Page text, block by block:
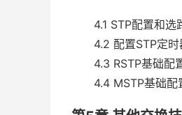
4.1 STP配置和选
4.2 配置STP定时
4.3 RSTP基础配
4.4 MSTP基础配